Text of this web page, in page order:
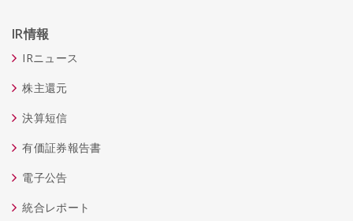
IR情報
IRニュース
株主還元
決算短信
有価証券報告書
電子公告
統合レポート